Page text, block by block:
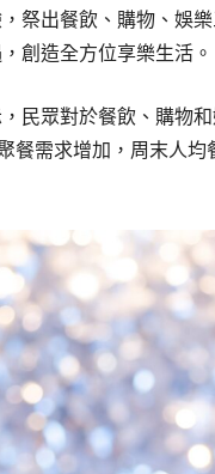
祭出餐飲、購物、娛
創造全方位享樂生活。
民眾對於餐飲、購物
餐需求增加，周末人